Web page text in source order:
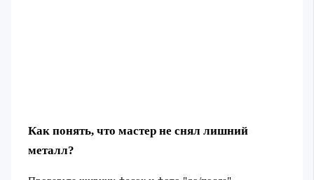
Как понять, что мастер не снял лишний
металл?